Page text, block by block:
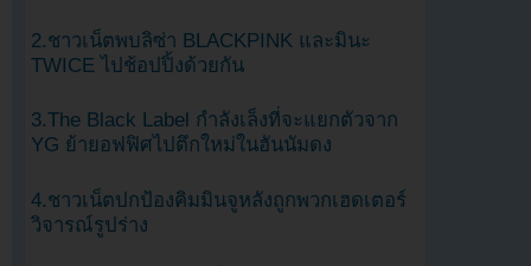
2.ชาวเน็ตพบลิซ่า BLACKPINK และมินะ
TWICE ไปช้อปปิ้งด้วยกัน
3.The Black Label กำลังเล็งที่จะแยกตัวจาก
YG ย้ายอฟฟิศไปตึกใหม่ในฮันนัมดง
4.ชาวเน็ตปกป้องคิมมินจูหลังถูกพวกเฮดเตอร์
วิจารณ์รูปร่าง